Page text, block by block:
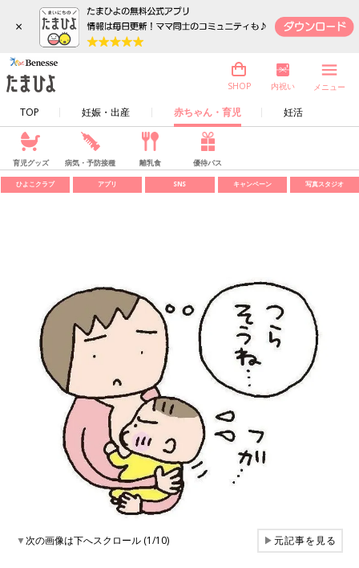
×
TOP 妊娠・出産 赤ちゃん・育児 妊活
SHOP 内祝い メニュー
育児グッズ 病気・予防接種 離乳食 優待パス
ひよこクラブ アプリ SNS キャンペーン 写真スタジオ
▼次の画像は下へスクロール (1/10) ▶元記事を見る